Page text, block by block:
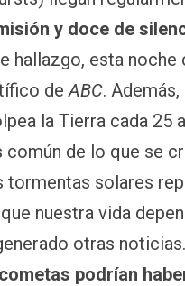
y doce de
hallazgo, esta noche
deABC.
la Tierra cada
de lo que se
tormentas solares
nuestra vida
otras
podrían